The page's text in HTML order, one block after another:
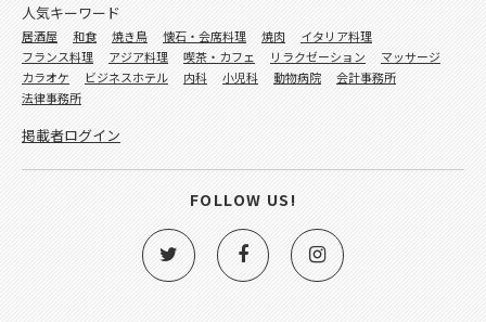
人気キーワード
居酒屋 和食 焼き鳥 懐石・会席料理 焼肉
イタリア料理
フランス料理
アジア料理 喫茶・カフェ リラクゼーション
マッサージ
カラオケ
ビジネスホテル 内科 小児科 動物病院
会計事務所
法律事務所
掲載者ログイン
FOLLOW US!